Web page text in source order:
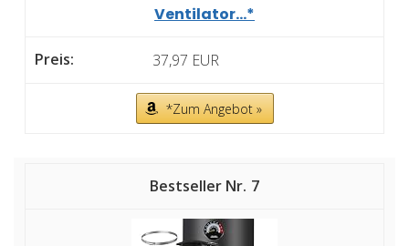
Ventilator...*
37,97 EUR
*Zum Angebot »
7